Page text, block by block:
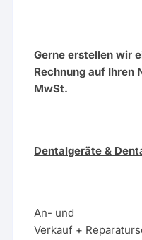
Gerne erstellen wir
Rechnung auf Ihren
MwSt.
Dentalgeräte &
An- und
Verkauf +